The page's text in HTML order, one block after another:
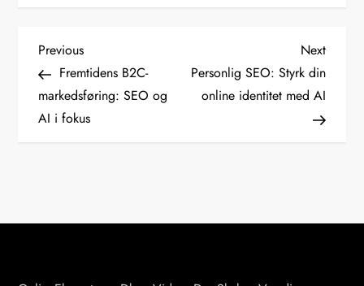
I
n
d
g
Previous
Post
Previous
Fremtidens B2C-
markedsføring: SEO og
AI i fokus
Next
Post
Next
Personlig SEO: Styrk din
online identitet med AI